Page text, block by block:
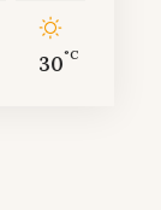
30°C